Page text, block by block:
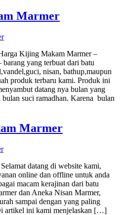
Marmer
Kijing Makam Marmer –
yang terbuat dari batu
nisan, bathup,maupun
produk terbaru kami. Produk ini
datang nya bulan yang
suci ramadhan. Karena bulan
Marmer
datang di website kami,
online dan offline untuk anda
macam kerajinan dari batu
dan Aneka Nisan Marmer,
sampai dengan yang paling
artikel ini kami menjelaskan […]